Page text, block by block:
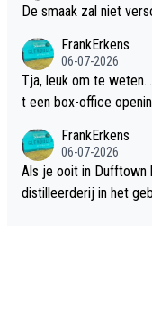
De smaak zal niet
FrankErkens
06-07-2026
Tja, leuk om te
t een box-office
FrankErkens
06-07-2026
Als je ooit in Dufftown
distilleerderij in het gebied een